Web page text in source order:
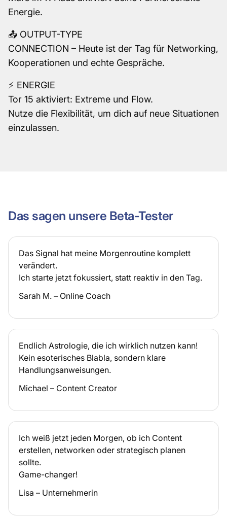
Energie.
📤 OUTPUT-TYPE
CONNECTION – Heute ist der Tag für Networking,
Kooperationen und echte Gespräche.
⚡ ENERGIE
Tor 15 aktiviert: Extreme und Flow.
Nutze die Flexibilität, um dich auf neue Situationen
einzulassen.
Das sagen unsere Beta-Tester
Das Signal hat meine Morgenroutine komplett
verändert.
Ich starte jetzt fokussiert, statt reaktiv in den Tag.
Sarah M. – Online Coach
Endlich Astrologie, die ich wirklich nutzen kann!
Kein esoterisches Blabla, sondern klare
Handlungsanweisungen.
Michael – Content Creator
Ich weiß jetzt jeden Morgen, ob ich Content
erstellen, networken oder strategisch planen
sollte.
Game-changer!
Lisa – Unternehmerin